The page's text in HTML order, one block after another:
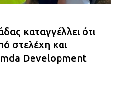
καταγγέλλει ότι
στελέχη και
Development